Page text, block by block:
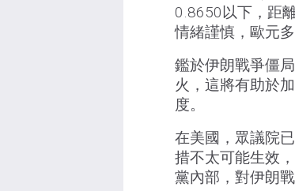
0.8650以下，距
情緒謹慎，歐元
鑑於伊朗戰爭僵
火，這將有助於
度。
在美國，眾議院
措不太可能生效
黨內部，對伊朗